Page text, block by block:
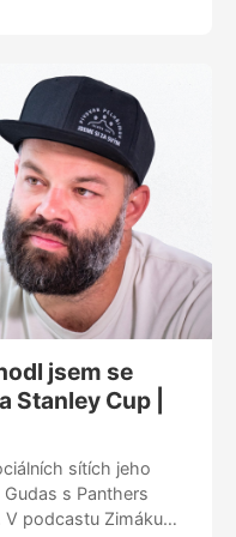
se v podcastu
jsem se
Stanley Cup |
sítích jeho
s Panthers
podcastu Zimáku